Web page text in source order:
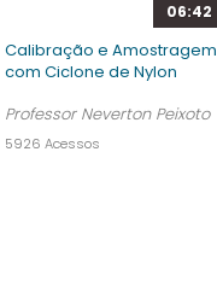
06:42
Calibração e Amostragem
com Ciclone de Nylon
Professor Neverton Peixoto
5926 Acessos